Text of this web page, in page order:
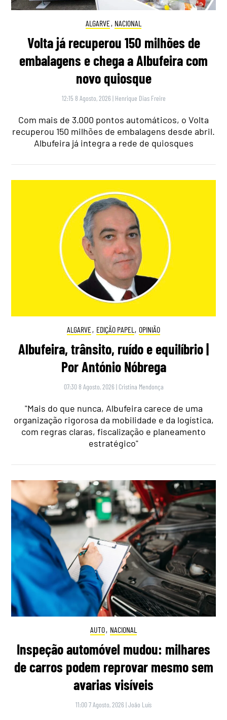
ALGARVE, NACIONAL
Volta já recuperou 150 milhões de
embalagens e chega a Albufeira com
novo quiosque
12:15 8 Agosto, 2026 | Henrique Dias Freire
Com mais de 3.000 pontos automáticos, o Volta
recuperou 150 milhões de embalagens desde abril.
Albufeira já integra a rede de quiosques
ALGARVE, EDIÇÃO PAPEL , OPINIÃO
Albufeira, trânsito, ruído e equilíbrio |
Por António Nóbrega
07:30 8 Agosto, 2026 | Cristina Mendonça
"Mais do que nunca, Albufeira carece de uma
organização rigorosa da mobilidade e da logística,
com regras claras, fiscalização e planeamento
estratégico"
AUTO, NACIONAL
Inspeção automóvel mudou: milhares
de carros podem reprovar mesmo sem
avarias visíveis
11:00 7 Agosto, 2026 |João Luís